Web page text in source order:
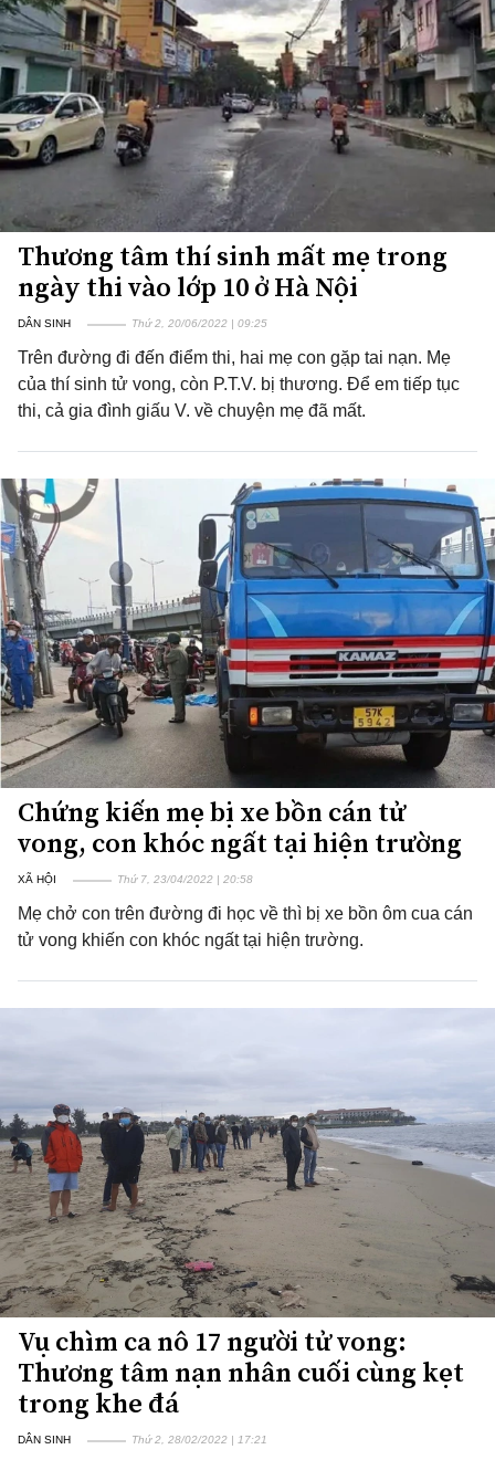
Thương tâm thí sinh mất mẹ trong
ngày thi vào lớp 10 ở Hà Nội
DÂN SINH Thứ 2, 20/06/2022 | 09:25
Trên đường đi đến điểm thi, hai mẹ con gặp tai nạn. Mẹ
của thí sinh tử vong, còn P.T.V. bị thương. Để em tiếp tục
thi, cả gia đình giấu V. về chuyện mẹ đã mất.
Chứng kiến mẹ bị xe bồn cán tử
vong, con khóc ngất tại hiện trường
XÃ HỘI Thứ 7, 23/04/2022 | 20:58
Mẹ chở con trên đường đi học về thì bị xe bồn ôm cua cán
tử vong khiến con khóc ngất tại hiện trường.
Vụ chìm ca nô 17 người tử vong:
Thương tâm nạn nhân cuối cùng kẹt
trong khe đá
DÂN SINH Thứ 2, 28/02/2022 | 17:21